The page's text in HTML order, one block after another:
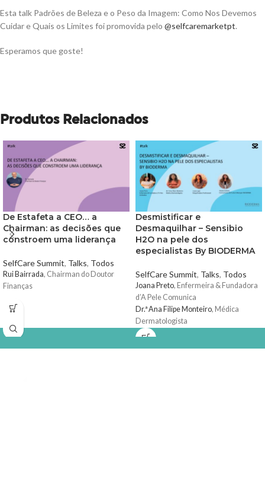
Esta talk Padrões de Beleza e o Peso da Imagem: Como Nos Devemos
Cuidar e Quais os Limites foi promovida pelo @selfcaremarketpt.
Esperamos que goste!
Produtos Relacionados
De Estafeta a CEO… a
Chairman: as decisões que
constroem uma liderança
SelfCare Summit, Talks, Todos
Rui Bairrada, Chairman do Doutor
Finanças
Desmistificar e
Desmaquilhar – Sensibio
H2O na pele dos
especialistas By BIODERMA
SelfCare Summit, Talks, Todos
Joana Preto, Enfermeira & Fundadora
d’A Pele Comunica
Dr.ª Ana Filipe Monteiro, Médica
Dermatologista
Joana Lage